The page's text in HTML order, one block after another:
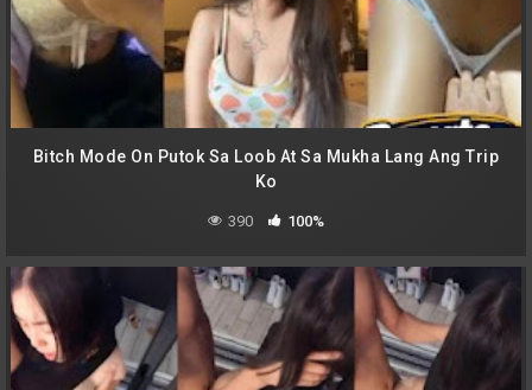
Bitch Mode On Putok Sa Loob At Sa Mukha Lang Ang Trip
Ko
390 100%